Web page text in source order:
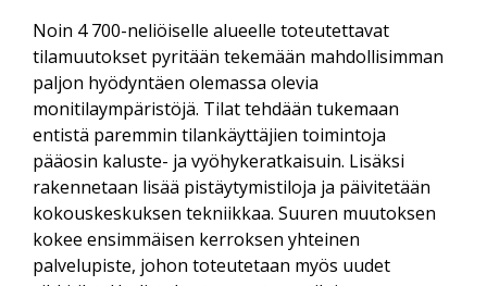
Noin 4 700-neliöiselle alueelle toteutettavat
tilamuutokset pyritään tekemään mahdollisimman
paljon hyödyntäen olemassa olevia
monitilaympäristöjä. Tilat tehdään tukemaan
entistä paremmin tilankäyttäjien toimintoja
pääosin kaluste- ja vyöhykeratkaisuin. Lisäksi
rakennetaan lisää pistäytymistiloja ja päivitetään
kokouskeskuksen tekniikkaa. Suuren muutoksen
kokee ensimmäisen kerroksen yhteinen
palvelupiste, johon toteutetaan myös uudet